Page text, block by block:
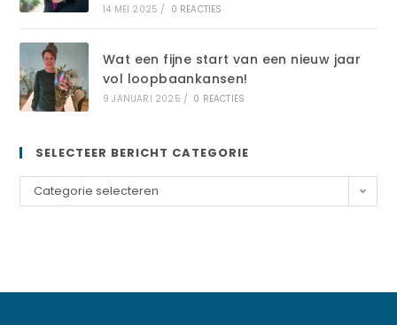
14 MEI 2025 / 0 REACTIES
Wat een fijne start van een nieuw jaar
vol loopbaankansen!
9 JANUARI 2025 / 0 REACTIES
SELECTEER BERICHT CATEGORIE
Categorie selecteren